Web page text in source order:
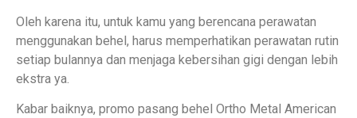
Oleh karena itu, untuk kamu yang berencana perawatan
menggunakan behel, harus memperhatikan perawatan rutin
setiap bulannya dan menjaga kebersihan gigi dengan lebih
ekstra ya.
Kabar baiknya, promo pasang behel Ortho Metal American